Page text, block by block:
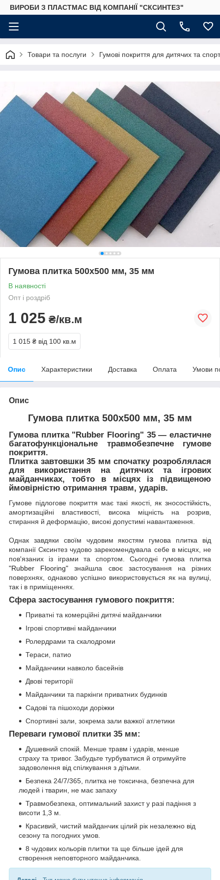
ВИРОБИ З ПЛАСТМАС ВІД КОМПАНІЇ "СКСИНТЕЗ"
Товари та послуги Гумові покриття для дитячих та
Гумова плитка 500x500 мм, 35 мм
В наявності
Опт і роздріб
1 025 ₴/кв.м
1 015 ₴ від 100 кв.м
Опис Характеристики Доставка Оплата Умови
Опис
Гумова плитка 500x500 мм, 35 мм
Гумова плитка "Rubber Flooring" 35 — еластичне
багатофункціональне травмобезпечне гумове
покриття.
Плитка завтовшки 35 мм спочатку розроблялася
для використання на дитячих та ігрових
майданчиках, тобто в місцях із підвищеною
ймовірністю отримання травм, ударів.
Гумове підлогове покриття має такі якості, як зносостійкість,
амортизаційні властивості, висока міцність на розрив,
стирання й деформацію, високі допустимі навантаження.
Однак завдяки своїм чудовим якостям гумова плитка від
компанії Сксинтез чудово зарекомендувала себе в місцях, не
пов'язаних із іграми та спортом. Сьогодні гумова плитка
"Rubber Flooring" знайшла своє застосування на різних
поверхнях, однаково успішно використовується як на вулиці,
так і в приміщеннях.
Сфера застосування гумового покриття:
Приватні та комерційні дитячі майданчики
Ігрові спортивні майданчики
Ролердрами та скалодроми
Тераси, патио
Майданчики навколо басейнів
Двові території
Майданчики та паркінги приватних будинків
Садові та пішоходи доріжки
Спортивні зали, зокрема зали важкої атлетики
Переваги гумової плитки 35 мм:
Душевний спокій. Менше травм і ударів, менше
страху та тривог. Забудьте турбуватися й отримуйте
задоволення від спілкування з дітьми.
Безпека 24/7/365, плитка не токсична, безпечна для
людей і тварин, не має запаху
Травмобезпека, оптимальний захист у разі падіння з
висоти 1,3 м.
Красивий, чистий майданчик цілий рік незалежно від
сезону та погодних умов.
8 чудових кольорів плитки та ще більше ідей для
створення неповторного майданчика.